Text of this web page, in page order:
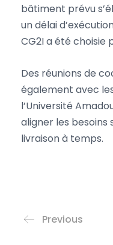
bâtiment prévu
un délai
CG2I a été choisie
Des réunions de
également avec
l’Université
aligner les besoins
livraison à temps.
Previous